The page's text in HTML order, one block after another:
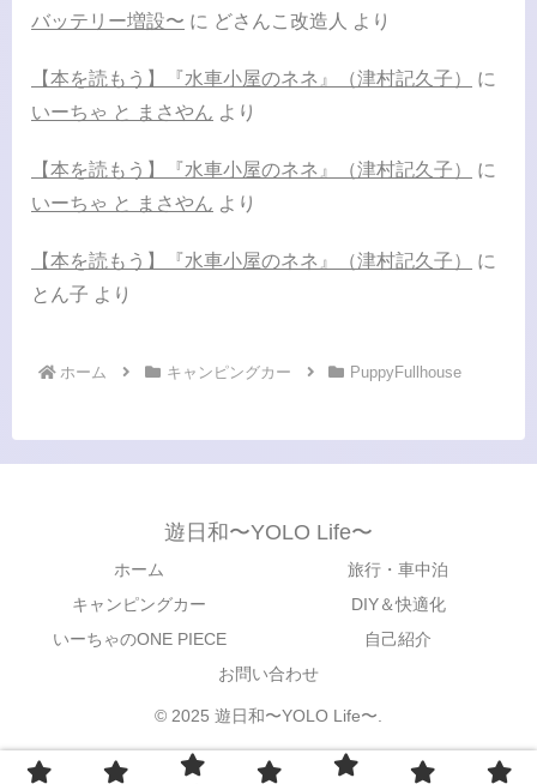
バッテリー増設〜 に どさんこ改造人 より
【本を読もう】『水車小屋のネネ』（津村記久子）
に
いーちゃ と まさやん より
【本を読もう】『水車小屋のネネ』（津村記久子）
に
いーちゃ と まさやん より
【本を読もう】『水車小屋のネネ』（津村記久子）
に
とん子 より
ホーム キャンピングカー PuppyFullhouse
遊日和〜YOLO Life〜
ホーム
旅行・車中泊
キャンピングカー
DIY＆快適化
いーちゃのONE PIECE
自己紹介
お問い合わせ
© 2025 遊日和〜YOLO Life〜.